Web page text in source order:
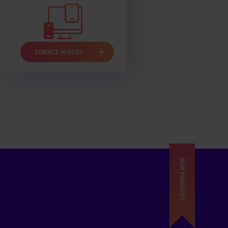
ZOBACZ WIĘCEJ
OUR PRODUCT